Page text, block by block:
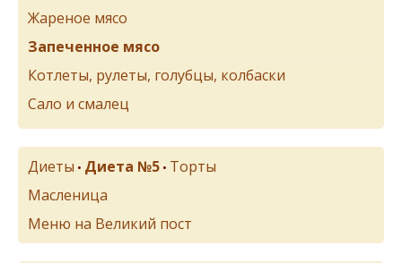
Жареное мясо
Запеченное мясо
Котлеты, рулеты, голубцы, колбаски
Сало и смалец
Диеты • Диета №5 • Торты
Масленица
Меню на Великий пост